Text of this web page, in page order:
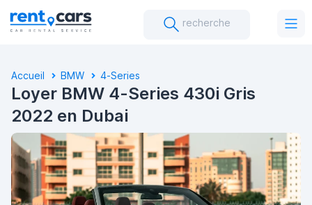
recherche
Accueil BMW 4-Series
Loyer BMW 4-Series 430i Gris
2022 en Dubai